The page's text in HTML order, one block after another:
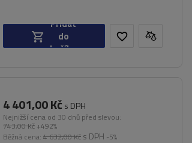
Přidat
do
košíku
4 401,00 Kč s DPH
Nejnižší cena od 30 dnů před slevou:
743,00 Kč +492%
Běžná cena: 4 632,00 Kč s DPH -5%